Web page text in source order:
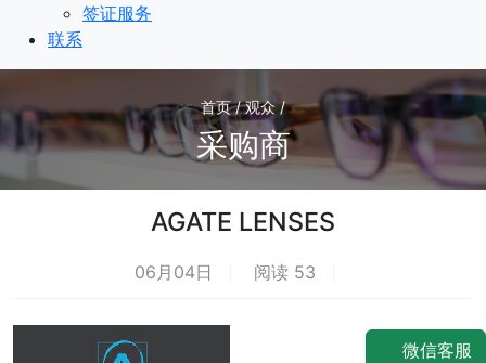
签证服务
联系
首页 / 观众 /
采购商
AGATE LENSES
06月04日 阅读 53
微信客服